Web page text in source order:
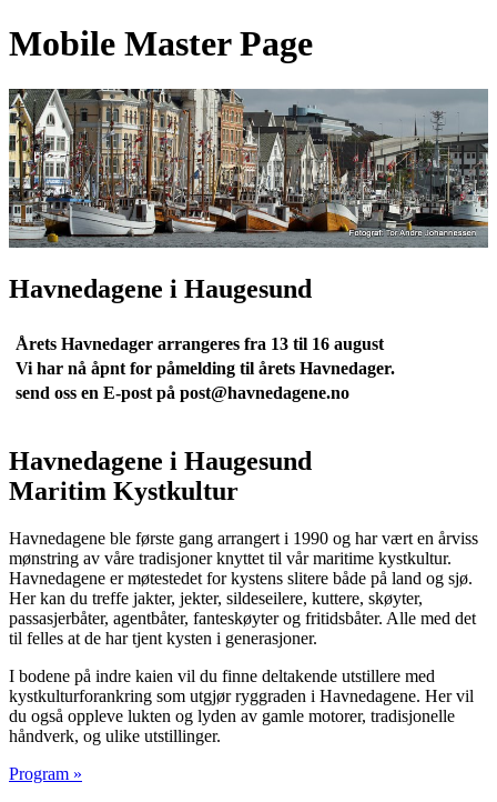
Mobile Master Page
Havnedagene i Haugesund
Årets Havnedager arrangeres fra 13 til 16 august
Vi har nå åpnt for påmelding til årets Havnedager.
send oss en E-post på post@havnedagene.no
Havnedagene i Haugesund
Maritim Kystkultur
Havnedagene ble første gang arrangert i 1990 og har vært en årviss
mønstring av våre tradisjoner knyttet til vår maritime kystkultur.
Havnedagene er møtestedet for kystens slitere både på land og sjø.
Her kan du treffe jakter, jekter, sildeseilere, kuttere, skøyter,
passasjerbåter, agentbåter, fanteskøyter og fritidsbåter. Alle med det
til felles at de har tjent kysten i generasjoner.
I bodene på indre kaien vil du finne deltakende utstillere med
kystkulturforankring som utgjør ryggraden i Havnedagene. Her vil
du også oppleve lukten og lyden av gamle motorer, tradisjonelle
håndverk, og ulike utstillinger.
Program »